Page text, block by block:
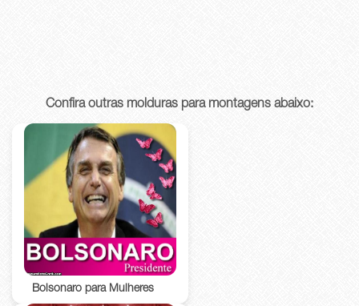
Confira outras molduras para montagens abaixo:
Bolsonaro para Mulheres